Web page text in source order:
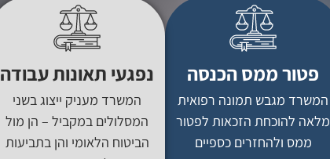
פטור ממס הכנסה
המשרד מגבש תמונה רפואית
מלאה להוכחת הזכאות לפטור
ממס ולהחזרים כספיים
נפגעי תאונות עבודה
המשרד מעניק ייצוג בשני
המסלולים במקביל – הן מול
הביטוח הלאומי והן בתביעות